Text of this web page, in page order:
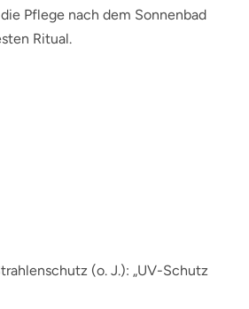
Pflege nach dem Sonnenbad
Ritual.
(o. J.): „UV-Schutz